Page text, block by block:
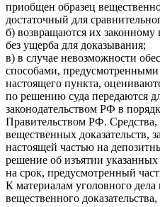
приобщен образец
достаточный для
б) возвращаются их законному
без ущерба для доказывания;
в) в случае невозможности
способами,
настоящего пункта,
по решению суда передаются
законодательством РФ в
Правительством РФ.
вещественных доказательств,
настоящей частью на
решение об изъятии
на срок, предусмотренный
К материалам уголовного
вещественного